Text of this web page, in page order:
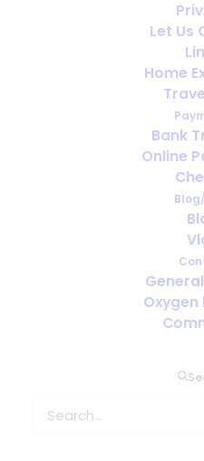
Let Us
Home
Bank
Online
Oxygen
Des chercheurs ont
nouvelle thérapie pour